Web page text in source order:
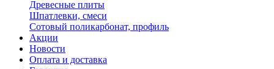
Древесные плиты
Шпатлевки, смеси
Сотовый поликарбонат, профиль
Акции
Новости
Оплата и доставка